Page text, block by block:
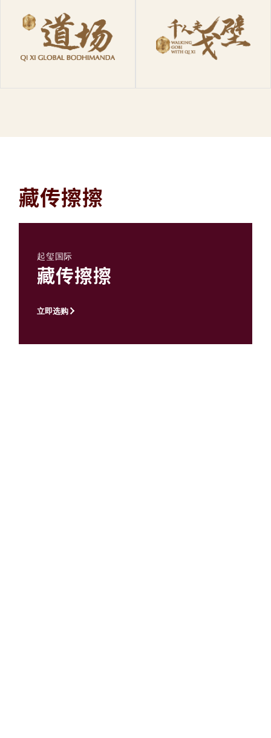
藏传擦擦
起玺国际
藏传擦擦
立即选购